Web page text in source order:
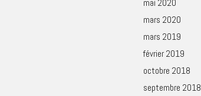
mai 2020
mars 2020
mars 2019
février 2019
octobre 2018
septembre 2018